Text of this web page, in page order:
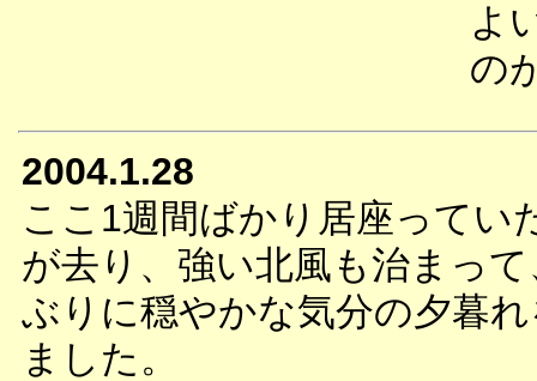
よ
の
2004.1.28
ここ1週間ばかり居座ってい
が去り、強い北風も治まっ
ぶりに穏やかな気分の夕暮
ました。